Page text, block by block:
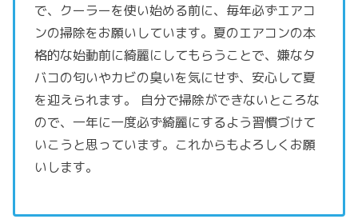
で、クーラーを使い始める前に、毎年必ずエアコ
ンの掃除をお願いしています。夏のエアコンの本
格的な始動前に綺麗にしてもらうことで、嫌なタ
バコの匂いやカビの臭いを気にせず、安心して夏
を迎えられます。 自分で掃除ができないところな
ので、一年に一度必ず綺麗にするよう習慣づけて
いこうと思っています。これからもよろしくお願
いします。